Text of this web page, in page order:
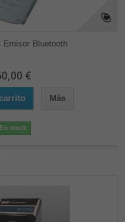
Emisor Bluetooth
€
Más
En stock